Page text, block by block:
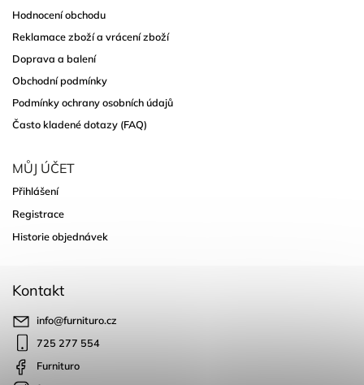
Hodnocení obchodu
Reklamace zboží a vrácení zboží
Doprava a balení
Obchodní podmínky
Podmínky ochrany osobních údajů
Často kladené dotazy (FAQ)
MŮJ ÚČET
Přihlášení
Registrace
Historie objednávek
Kontakt
info@furnituro.cz
725 277 554
Furnituro